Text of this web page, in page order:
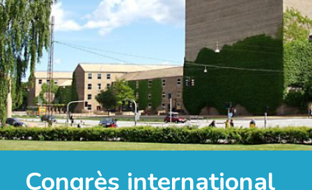
Congrès international